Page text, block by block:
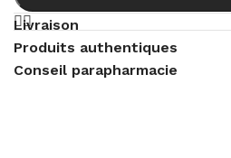
Livraison
Produits authentiques
Conseil parapharmacie